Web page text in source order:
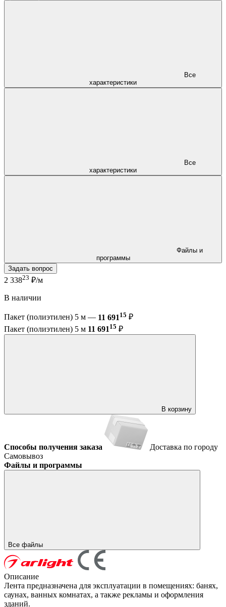
характеристики
характеристики
программы
Задать вопрос
2 33823 ₽/м
В наличии
Пакет (полиэтилен) 5 м — 11 691 15 ₽
Пакет (полиэтилен) 5 м 11 691 15 ₽
В корзину
Способы получения заказа
Доставка по городу
Самовывоз
Файлы и программы
Все файлы
Описание
Лента предназначена для эксплуатации в помещениях: банях,
саунах, ванных комнатах, а также рекламы и оформления
зданий.